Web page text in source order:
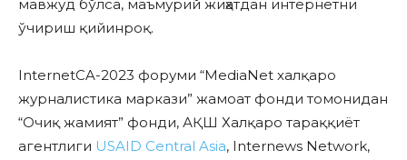
мавжуд бўлса, маъмурий жиҳатдан интернетни
ўчириш қийинроқ.
InternetCA-2023 форуми “MediaNet халқаро
журналистика маркази” жамоат фонди томонидан
“Очиқ жамият” фонди, АҚШ Халқаро тараққиёт
агентлиги USAID Central Asia, Internews Network,